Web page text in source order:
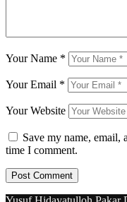
Your Name *
Your Email *
Your Website
Save my name, email,
time I comment.